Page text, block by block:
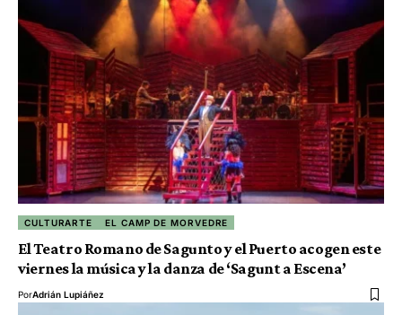
CULTURARTE EL CAMP DE MORVEDRE
El Teatro Romano de Sagunto y el Puerto acogen este
viernes la música y la danza de ‘Sagunt a Escena’
PorAdrián Lupiáñez